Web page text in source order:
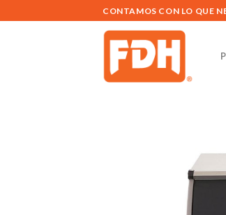
al
CONTAMOS CON LO QUE